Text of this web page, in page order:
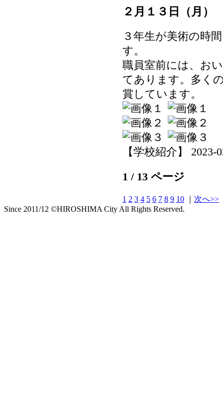
２月１３日（月
３年生が美術の時
す。
職員室前には、お
てあります。多く
賞しています。
【学校紹介】 2023-
1 / 13 ページ
1 2 3 4 5 6 7 8 9 10
次へ>>
Since 2011/12 ©HIROSHIMA City All Rights Reserved.